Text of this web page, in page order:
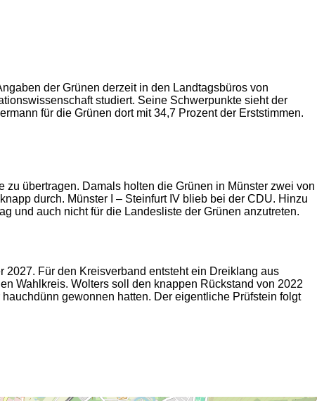
der Grünen derzeit in den Landtagsbüros von
studiert. Seine Schwerpunkte sieht der
für die Grünen dort mit 34,7 Prozent der Erststimmen.
übertragen. Damals holten die Grünen in Münster zwei von
durch. Münster I – Steinfurt IV blieb bei der CDU. Hinzu
und auch nicht für die Landesliste der Grünen anzutreten.
2027. Für den Kreisverband entsteht ein Dreiklang aus
Wahlkreis. Wolters soll den knappen Rückstand von 2022
gewonnen hatten. Der eigentliche Prüfstein folgt